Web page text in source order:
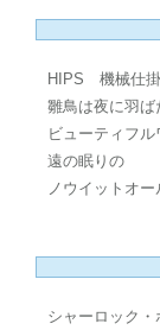
HIPS 機械仕
雛鳥は夜に羽ば
ビューティフル
遠の眠りの
ノウイットオ
シャーロック